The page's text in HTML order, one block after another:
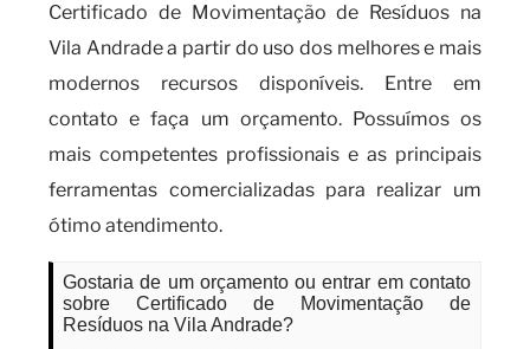
Certificado de Movimentação de Resíduos na
Vila Andrade a partir do uso dos melhores e mais
modernos recursos disponíveis. Entre em
contato e faça um orçamento. Possuímos os
mais competentes profissionais e as principais
ferramentas comercializadas para realizar um
ótimo atendimento.
Gostaria de um orçamento ou entrar em contato
sobre Certificado de Movimentação de
Resíduos na Vila Andrade?